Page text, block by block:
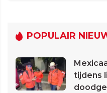
POPULAIR
tijdens